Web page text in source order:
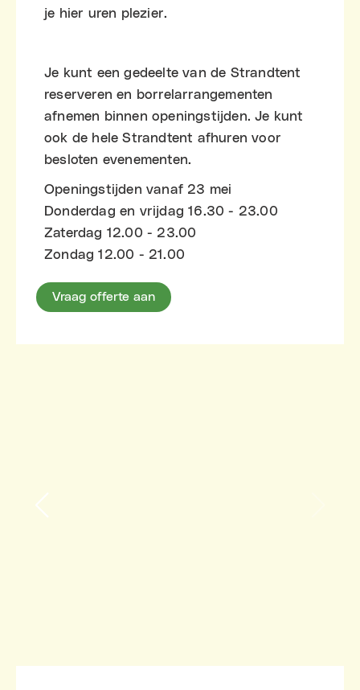
je hier uren plezier.
Je kunt een gedeelte van de Strandtent
reserveren en borrelarrangementen
afnemen binnen openingstijden. Je kunt
ook de hele Strandtent afhuren voor
besloten evenementen.
Openingstijden vanaf 23 mei
Donderdag en vrijdag 16.30 - 23.00
Zaterdag 12.00 - 23.00
Zondag 12.00 - 21.00
Vraag offerte aan